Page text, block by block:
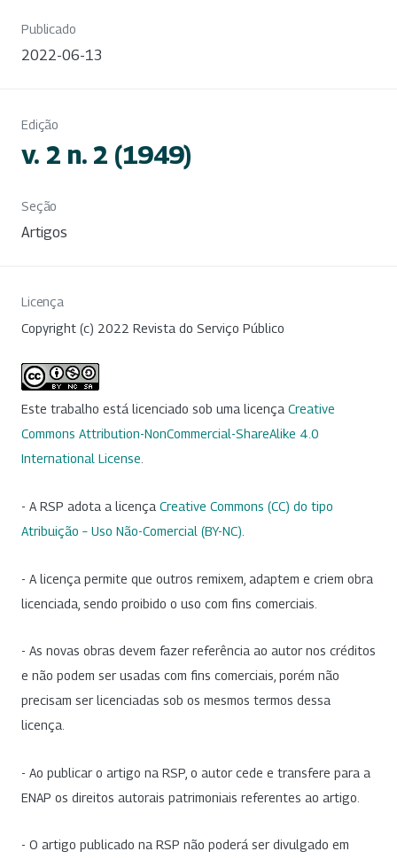
Publicado
2022-06-13
Edição
v. 2 n. 2 (1949)
Seção
Artigos
Licença
Copyright (c) 2022 Revista do Serviço Público
Este trabalho está licenciado sob uma licença Creative
Commons Attribution-NonCommercial-ShareAlike 4.0
International License.
- A RSP adota a licença Creative Commons (CC) do tipo
Atribuição – Uso Não-Comercial (BY-NC)
- A licença permite que outros remixem, adaptem e criem obra
licenciada, sendo proibido o uso com fins comerciais.
- As novas obras devem fazer referência ao autor nos créditos
e não podem ser usadas com fins comerciais, porém não
precisam ser licenciadas sob os mesmos termos dessa
licença.
- Ao publicar o artigo na RSP, o autor cede e transfere para a
ENAP os direitos autorais patrimoniais referentes ao artigo.
- O artigo publicado na RSP não poderá ser divulgado em